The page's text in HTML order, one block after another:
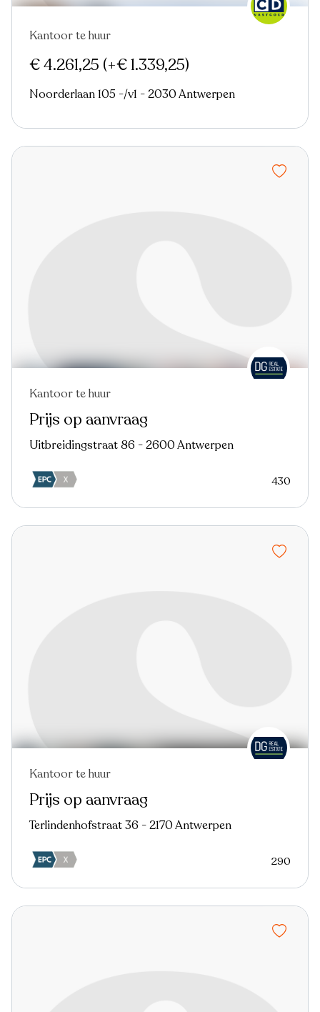
Nieuw
Kantoor te huur
€ 4.261,25 (+€ 1.339,25)
Noorderlaan 105 -/v1 - 2030 Antwerpen
Nieuw
Kantoor te huur
Prijs op aanvraag
Uitbreidingstraat 86 - 2600 Antwerpen
430
Nieuw
Kantoor te huur
Prijs op aanvraag
Terlindenhofstraat 36 - 2170 Antwerpen
290